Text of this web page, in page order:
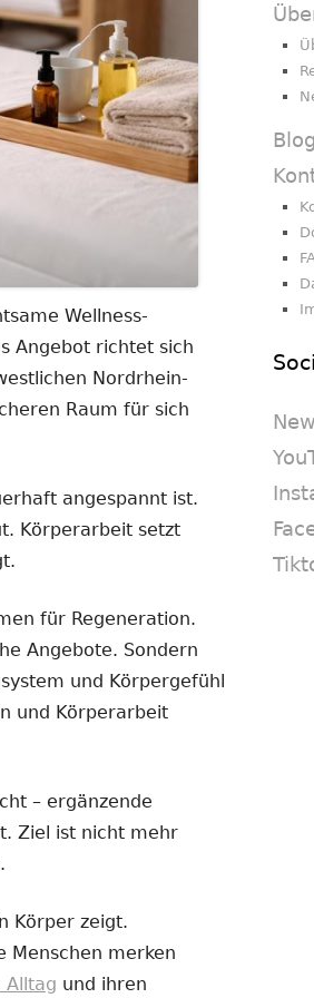
Wellness-
Angebot richtet sich
Nordrhein-
Raum für sich
angespannt ist.
Körperarbeit setzt
für Regeneration.
Angebote. Sondern
und Körpergefühl
und Körperarbeit
– ergänzende
Ziel ist nicht mehr
Körper zeigt.
Menschen merken
Alltag und ihren
Blog